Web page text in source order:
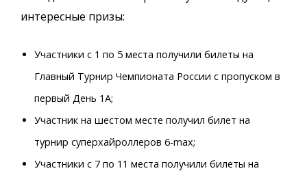
интересные призы:
Участники с 1 по 5 места получили билеты на
Главный Турнир Чемпионата России с пропуском в
первый День 1А;
Участник на шестом месте получил билет на
турнир суперхайроллеров 6-max;
Участники с 7 по 11 места получили билеты на